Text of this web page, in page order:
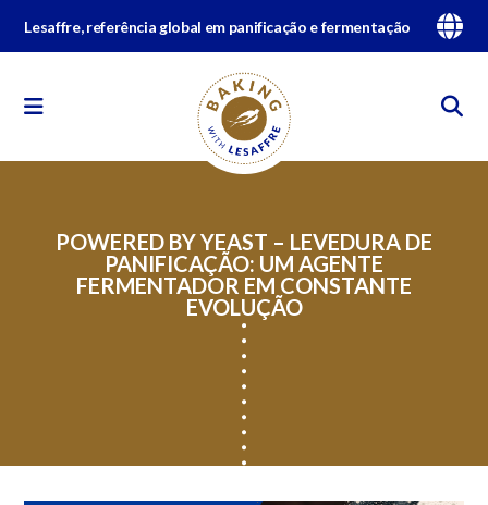
Lesaffre, referência global em panificação e fermentação
POWERED BY YEAST – LEVEDURA DE
PANIFICAÇÃO: UM AGENTE
FERMENTADOR EM CONSTANTE
EVOLUÇÃO